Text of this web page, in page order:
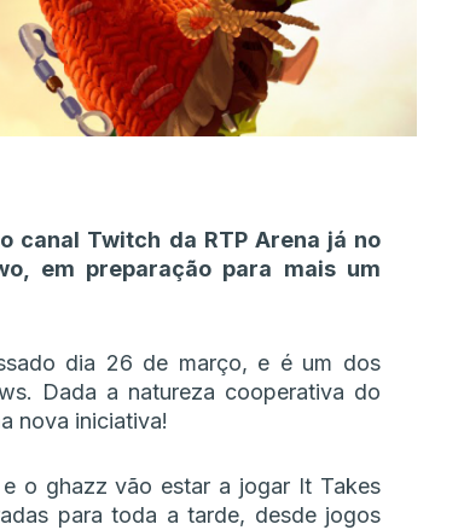
canal Twitch da RTP Arena já no
em preparação para mais um
dia 26 de março, e é um dos
Dada a natureza cooperativa do
nova iniciativa!
o ghazz vão estar a jogar It Takes
para toda a tarde, desde jogos